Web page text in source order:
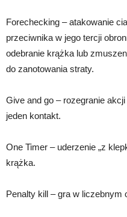
Forechecking – atakowanie
przeciwnika w jego tercji
odebranie krążka lub
do zanotowania straty.
Give and go – rozegranie
jeden kontakt.
One Timer – uderzenie „z
krążka.
Penalty kill – gra w liczebnym